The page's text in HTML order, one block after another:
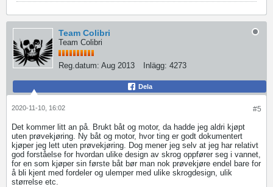
Team Colibri
Team Colibri
Reg.datum: Aug 2013 Inlägg: 4273
Dela
#5
2020-11-10, 16:02
Det kommer litt an på. Brukt båt og motor, da hadde jeg aldri kjøpt
uten prøvekjøring. Ny båt og motor, hvor ting er godt dokumentert
kjøper jeg lett uten prøvekjøring. Dog mener jeg selv at jeg har relativt
god forståelse for hvordan ulike design av skrog oppfører seg i vannet,
for en som kjøper sin første båt bør man nok prøvekjøre endel bare for
å bli kjent med fordeler og ulemper med ulike skrogdesign, ulik
størrelse etc.